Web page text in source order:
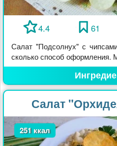
4.4 61
Салат "Подсолнух" с
сколько способ оформления.
Салат
251 ккал